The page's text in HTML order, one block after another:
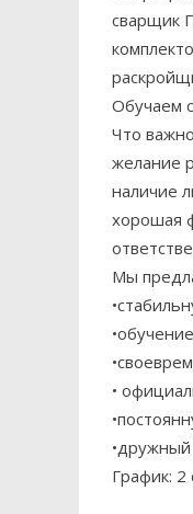
сварщик
Обучаем
Что
желание
наличие
хорошая
Мы
•
•дружный
График: 2